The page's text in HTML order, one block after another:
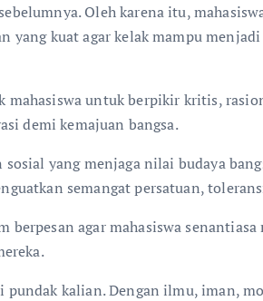
Oleh karena itu,
yang kuat agar kelak mampu
mahasiswa untuk berpikir kritis,
demi kemajuan bangsa.
sosial yang menjaga nilai budaya
semangat persatuan,
berpesan agar mahasiswa
pundak kalian. Dengan ilmu, iman,